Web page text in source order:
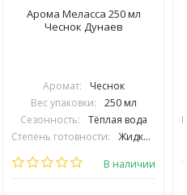
Арома Меласса 250 мл
Чеснок Дунаев
Аромат:
Чеснок
Вес упаковки:
250 мл
Сезонность:
Тёплая вода
Степень готовности:
Жидкий
Производитель:
В наличии